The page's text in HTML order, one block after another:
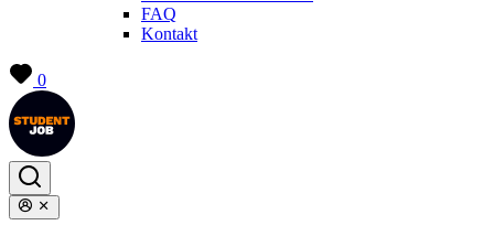
FAQ
Kontakt
0